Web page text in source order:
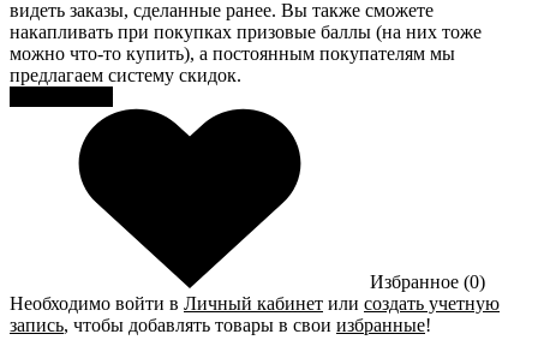
видеть заказы, сделанные ранее. Вы также сможете
накапливать при покупках призовые баллы (на них тоже
можно что-то купить), а постоянным покупателям мы
предлагаем систему скидок.
Избранное (0)
Необходимо войти в Личный кабинет или создать учетную
запись, чтобы добавлять товары в свои избранные!